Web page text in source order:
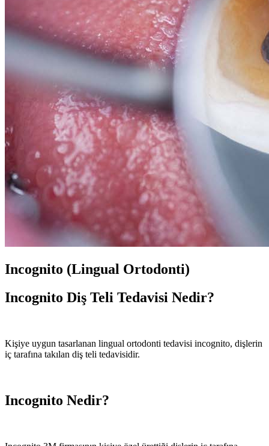
Incognito (Lingual Ortodonti)
Incognito Diş Teli Tedavisi Nedir?
Kişiye uygun tasarlanan lingual ortodonti tedavisi incognito, dişlerin
iç tarafına takılan diş teli tedavisidir.
Incognito Nedir?